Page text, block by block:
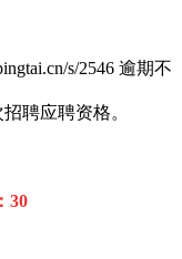
s/2546 逾期不
聘应聘资格。
30